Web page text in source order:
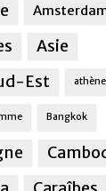
Asie
Est
Bangkok